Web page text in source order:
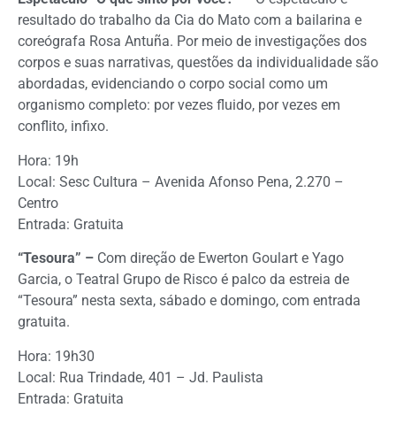
resultado do trabalho da Cia do Mato com a bailarina e
coreógrafa Rosa Antuña. Por meio de investigações dos
corpos e suas narrativas, questões da individualidade são
abordadas, evidenciando o corpo social como um
organismo completo: por vezes fluido, por vezes em
conflito, infixo.
Hora: 19h
Local: Sesc Cultura – Avenida Afonso Pena, 2.270 –
Centro
Entrada: Gratuita
“Tesoura” – Com direção de Ewerton Goulart e Yago
Garcia, o Teatral Grupo de Risco é palco da estreia de
“Tesoura” nesta sexta, sábado e domingo, com entrada
gratuita.
Hora: 19h30
Local: Rua Trindade, 401 – Jd. Paulista
Entrada: Gratuita